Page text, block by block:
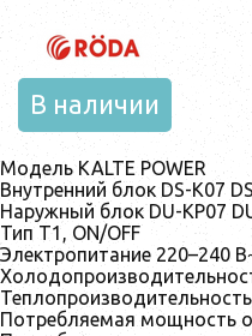
В наличии
Модель KALTE POWER
Внутренний блок DS-K07
Наружный блок DU-KP07
Тип T1, ON/OFF
Электропитание 220–240
Потребляемая мощность